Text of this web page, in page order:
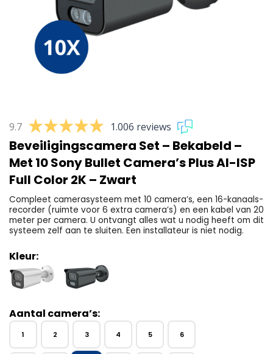
9.7 1.006 reviews
Beveiligingscamera Set – Bekabeld –
Met 10 Sony Bullet Camera’s Plus AI-ISP
Full Color 2K – Zwart
Compleet camerasysteem met 10 camera’s, een 16-kanaals-
recorder (ruimte voor 6 extra camera’s) en een kabel van 20
meter per camera. U ontvangt alles wat u nodig heeft om dit
systeem zelf aan te sluiten. Een installateur is niet nodig.
Kleur:
Aantal camera’s:
1 2 3 4 5 6